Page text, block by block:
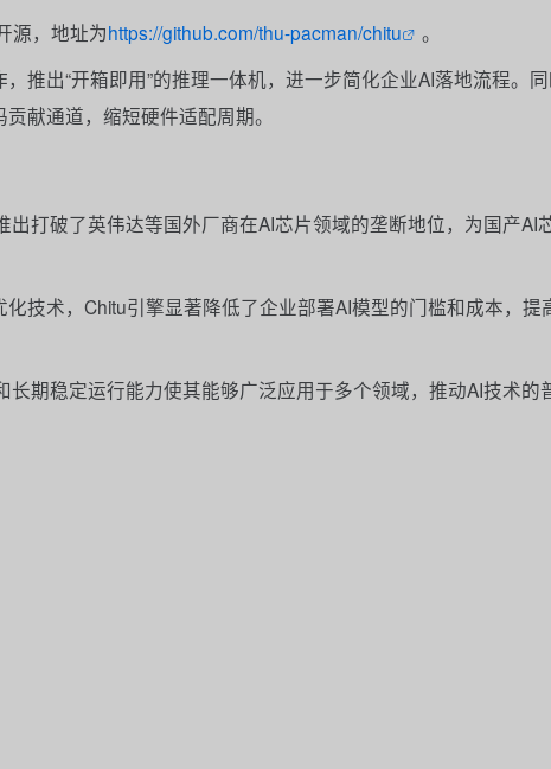
源，地址为https://github.com/thu-pacman/chitu 。
推出“开箱即用”的推理一体机，进一步简化企业AI落地流程。
献通道，缩短硬件适配周期。
出打破了英伟达等国外厂商在AI芯片领域的垄断地位，为国产AI
技术，Chitu引擎显著降低了企业部署AI模型的门槛和成本，提
长期稳定运行能力使其能够广泛应用于多个领域，推动AI技术的